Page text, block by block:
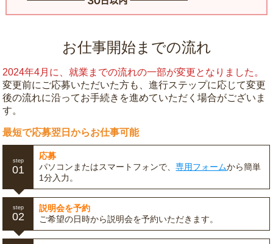
お仕事開始までの流れ
2024年4月に、就業までの流れの一部が変更となりました。
変更前にご応募いただいた方も、進行ステップに応じて変更
後の流れに沿ってお手続きを進めていただく場合がございま
す。
最短で応募翌日からお仕事可能
step
01
応募
パソコンまたはスマートフォンで、専用フォームから簡単
1分入力。
step
02
説明会を予約
ご希望の日時から説明会を予約いただきます。